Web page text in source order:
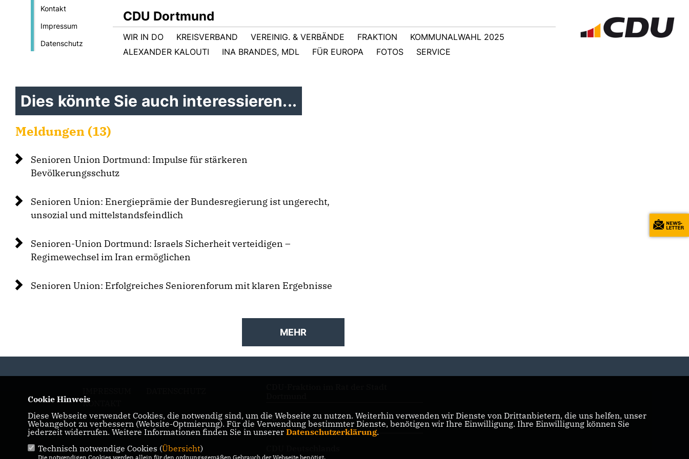
Kontakt
Impressum
Datenschutz
CDU Dortmund
WIR IN DO KREISVERBAND VEREINIG. & VERBÄNDE FRAKTION
KOMMUNALWAHL 2025
ALEXANDER KALOUTI
INA BRANDES, MDL FÜR EUROPA FOTOS SERVICE
Dies könnte Sie auch interessieren...
Meldungen (13)
Senioren Union Dortmund: Impulse für stärkeren
Bevölkerungsschutz
Senioren Union: Energieprämie der Bundesregierung ist ungerecht,
unsozial und mittelstandsfeindlich
Senioren-Union Dortmund: Israels Sicherheit verteidigen –
Regimewechsel im Iran ermöglichen
Senioren Union: Erfolgreiches Seniorenforum mit klaren Ergebnisse
MEHR
KONTAKT
CDU NRW
Cookie Hinweis
Diese Webseite verwendet Cookies, die notwendig sind, um die Webseite zu nutzen. Weiterhin verwenden wir Dienste von Drittanbietern, die uns helfen, unser
Webangebot zu verbessern (Website-Optmierung). Für die Verwendung bestimmter Dienste, benötigen wir Ihre Einwilligung. Ihre Einwilligung können Sie
jederzeit widerrufen. Weitere Informationen finden Sie in unserer Datenschutzerklärung.
Technisch notwendige Cookies (Übersicht)
Die notwendigen Cookies werden allein für den ordnungsgemäßen Gebrauch der Webseite benötigt.